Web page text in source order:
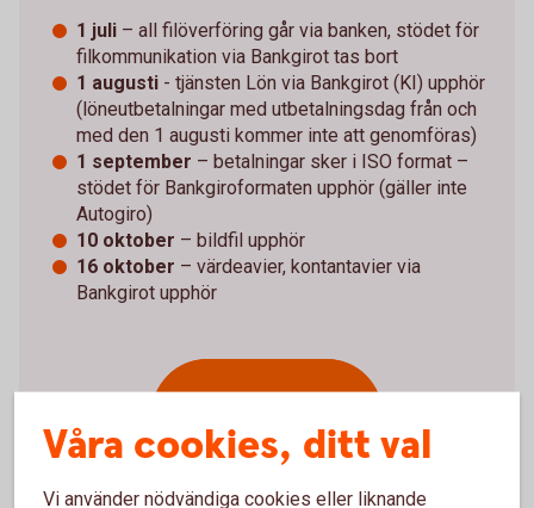
1 juli – all filöverföring går via banken, stödet för
filkommunikation via Bankgirot tas bort
1 augusti - tjänsten Lön via Bankgirot (KI) upphör
(löneutbetalningar med utbetalningsdag från och
med den 1 augusti kommer inte att genomföras)
1 september – betalningar sker i ISO format –
stödet för Bankgiroformaten upphör (gäller inte
Autogiro)
10 oktober – bildfil upphör
16 oktober – värdeavier, kontantavier via
Bankgirot upphör
på alla viktiga
datum!
Våra cookies, ditt val
Vi använder nödvändiga cookies eller liknande